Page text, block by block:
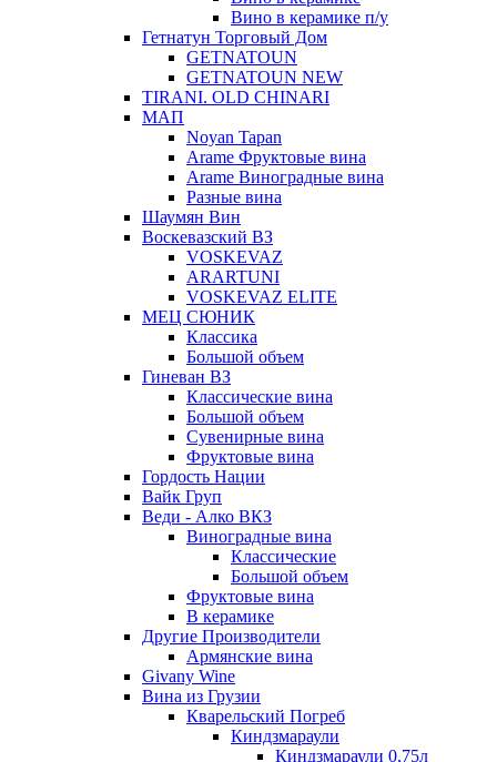
Вино в керамике п/у
Гетнатун Торговый Дом
GETNATOUN
GETNATOUN NEW
TIRANI. OLD CHINARI
МАП
Noyan Tapan
Arame Фруктовые вина
Arame Виноградные вина
Разные вина
Шаумян Вин
Воскевазский ВЗ
VOSKEVAZ
ARARTUNI
VOSKEVAZ ELITE
МЕЦ СЮНИК
Классика
Большой объем
Гиневан ВЗ
Классические вина
Большой объем
Сувенирные вина
Фруктовые вина
Гордость Нации
Вайк Груп
Веди - Алко ВКЗ
Виноградные вина
Классические
Большой объем
Фруктовые вина
В керамике
Другие Производители
Армянские вина
Givany Wine
Вина из Грузии
Кварельский Погреб
Киндзмараули
Киндзмараули 0,75л